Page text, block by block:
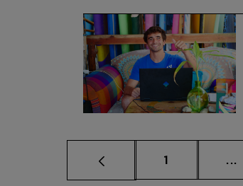
Página
1 ...